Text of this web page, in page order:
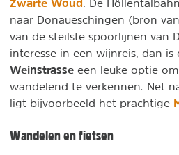
Zwarte Woud. De
naar Donaueschingen (bron
van de steilste spoorlijnen van
interesse in een wijnreis, dan is
Weinstrasse een leuke optie
wandelend te verkennen. Net
ligt bijvoorbeeld het prachtige
Wandelen en fietsen